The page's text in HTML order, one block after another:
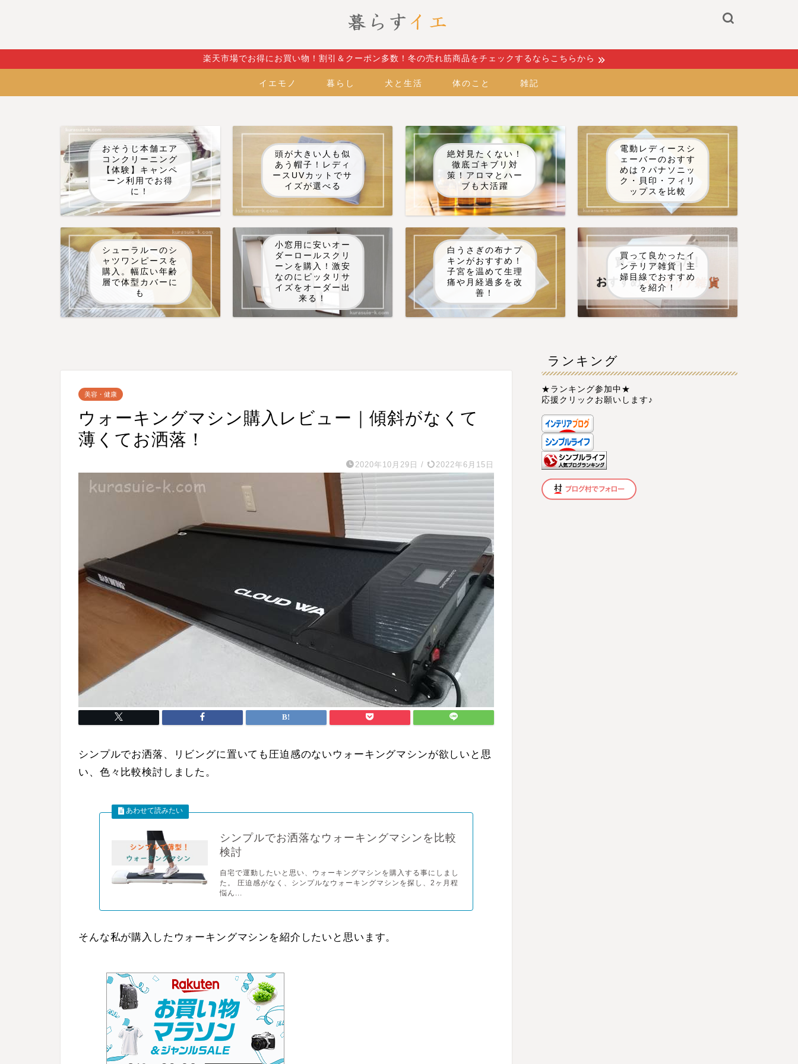
楽天市場でお得にお買い物！割引＆クーポン多数！冬の売れ筋商品をチェックするならこちらから
イエモノ 暮らし 犬と生活 体のこと 雑記
おそうじ本舗エア
コンクリーニング
【体験】キャンペ
ーン利用でお得
に！
頭が大きい人も似
あう帽子！レディ
ースUVカットでサ
イズが選べる
絶対見たくない！
徹底ゴキブリ対
策！アロマとハー
ブも大活躍
電動レディースシ
ェーバーのおすす
めは？パナソニッ
ク・貝印・フィリ
ップスを比較
シューラルーのシ
ャツワンピースを
購入。幅広い年齢
層で体型カバーに
も
小窓用に安いオー
ダーロールスクリ
ーンを購入！激安
なのにピッタリサ
イズをオーダー出
来る！
白うさぎの布ナプ
キンがおすすめ！
子宮を温めて生理
痛や月経過多を改
善！
買って良かったイ
ンテリア雑貨｜主
婦目線でおすすめ
を紹介！
美容・健康
ウォーキングマシン購入レビュー｜傾斜がなくて
薄くてお洒落！
2020年10月29日 / 2022年6月15日
シンプルでお洒落、リビングに置いても圧迫感のないウォーキングマシンが欲しいと思
い、色々比較検討しました。
シンプルでお洒落なウォーキングマシンを比較
検討
自宅で運動したいと思い、ウォーキングマシンを購入する事にしまし
た。 圧迫感がなく、シンプルなウォーキングマシンを探し、2ヶ月程
悩ん...
そんな私が購入したウォーキングマシンを紹介したいと思います。
ランキング
★ランキング参加中★
応援クリックお願いします♪